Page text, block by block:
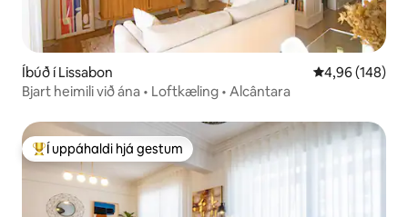
Íbúð í Lissabon 4,96 af 5 í
4,96 (148)
Bjart heimili við ána • Loftkæling • Alcântara
Í mestu uppáhaldi hjá gestum
Í uppáhaldi hjá gestum